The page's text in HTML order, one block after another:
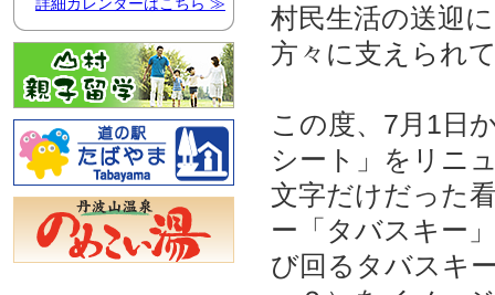
村民生活の送迎
方々に支えられ
この度、7月1日
シート」をリニ
文字だけだった
ー「タバスキー
び回るタバスキ